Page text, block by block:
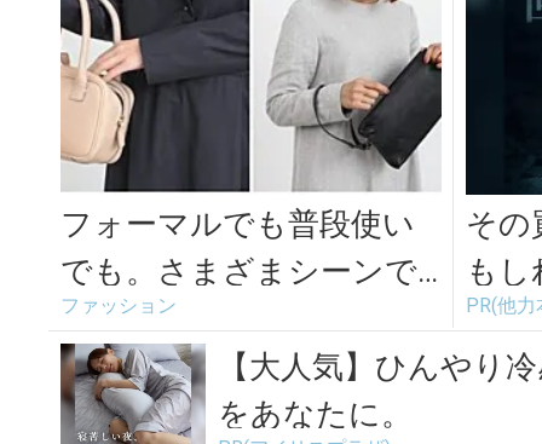
フォーマルでも普段使い
でも。さまざまシーンで
使える小ぶりなハンドバ
ッグ
ファッション
その
も
PR(他
【大人気】ひんやり
をあなたに。